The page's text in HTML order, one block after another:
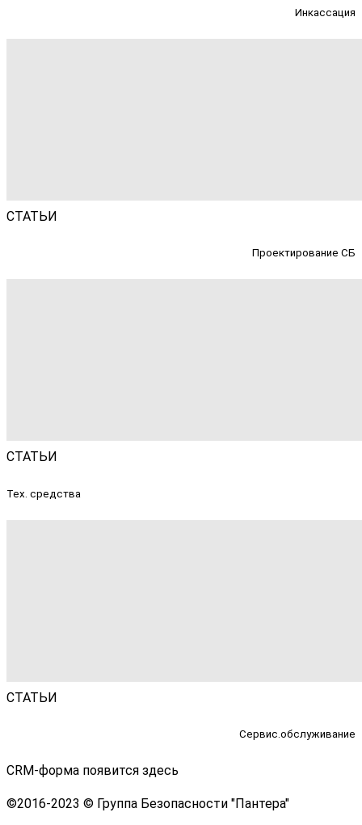
Инкассация
СТАТЬИ
Проектирование СБ
СТАТЬИ
Тех. средства
СТАТЬИ
Сервис.обслуживание
CRM-форма появится здесь
©2016-2023 © Группа Безопасности "Пантера"